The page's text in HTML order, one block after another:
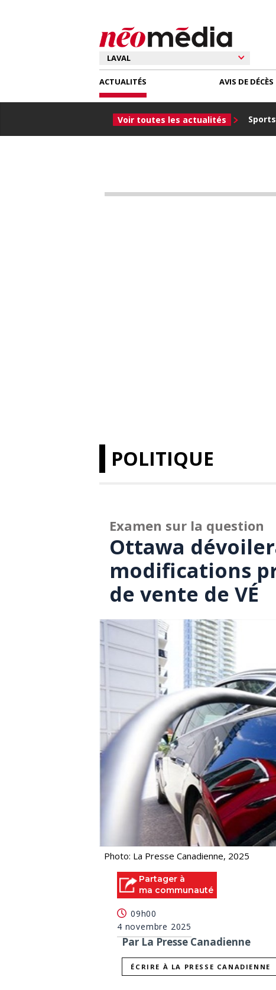
ACTUALITÉS
Voir toutes les actualités
AVIS DE DÉCÈS
POLITIQUE
Examen sur la question
Ottawa
modifications
de vente de VÉ
Photo: La Presse Canadienne, 2025
Partager à
ma communauté
09h00
4 novembre 2025
Par La Presse Canadienne
ÉCRIRE À LA PRESSE CANADIENNE